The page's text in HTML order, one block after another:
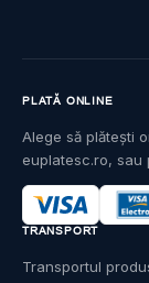
PLATĂ ONLINE
Alege să plătești
euplatesc.ro, sau
TRANSPORT
Transportul